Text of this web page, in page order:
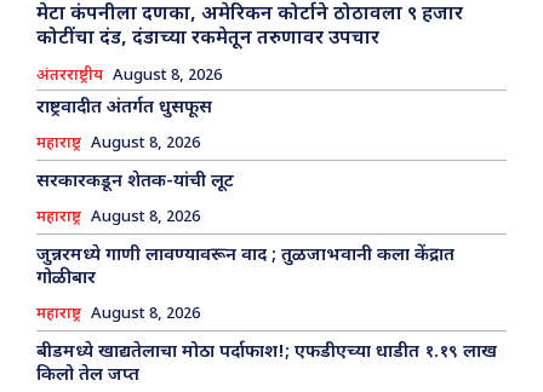
मेटा कंपनीला दणका, अमेरिकन कोर्टाने ठोठावला ९ हजार
कोटींचा दंड, दंडाच्या रकमेतून तरुणावर उपचार
अंतरराष्ट्रीय August 8, 2026
राष्ट्रवादीत अंतर्गत धुसफूस
महाराष्ट्र August 8, 2026
सरकारकडून शेतक-यांची लूट
महाराष्ट्र August 8, 2026
जुन्नरमध्ये गाणी लावण्यावरून वाद ; तुळजाभवानी कला केंद्रात
गोळीबार
महाराष्ट्र August 8, 2026
बीडमध्ये खाद्यतेलाचा मोठा पर्दाफाश!; एफडीएच्या धाडीत १.१९ लाख
किलो तेल जप्त